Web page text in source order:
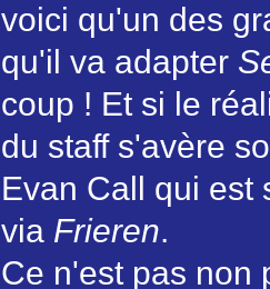
voici qu'un des
qu'il va adapter
coup ! Et si le
du staff s'avère
Evan Call qui est
via Frieren.
Ce n'est pas non